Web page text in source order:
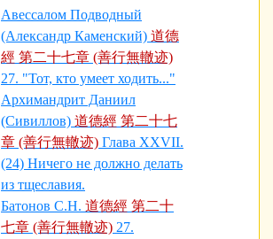
Авессалом Подводный
(Александр Каменский) 道德
經 第二十七章 (善行無轍迹)
27. "Тот, кто умеет ходить..."
Архимандрит Даниил
(Сивиллов) 道德經 第二十七
章 (善行無轍迹) Глава XXVII.
(24) Ничего не должно делать
из тщеславия.
Батонов С.Н. 道德經 第二十
七章 (善行無轍迹) 27.